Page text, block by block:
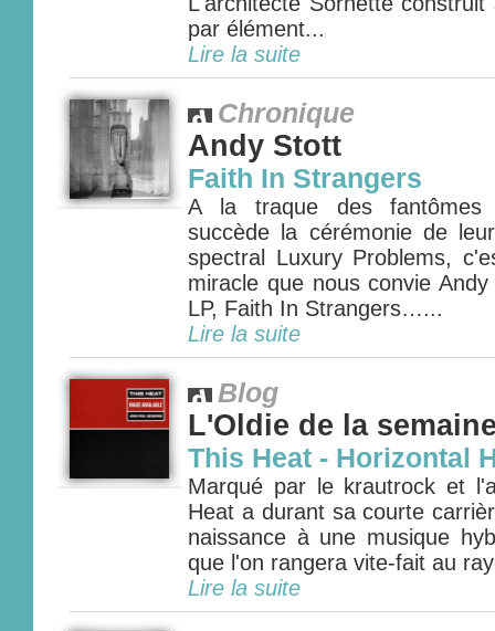
par élément...
Lire la suite
Chronique
Andy Stott
Faith In Strangers
A la traque des fantômes
succède la cérémonie de
spectral Luxury Problems,
miracle que nous convie
LP, Faith In Strangers…...
Lire la suite
Blog
L'Oldie de la
This Heat - Horizontal
Marqué par le krautrock et
Heat a durant sa courte
naissance à une musique
que l'on rangera vite-fait au
Lire la suite